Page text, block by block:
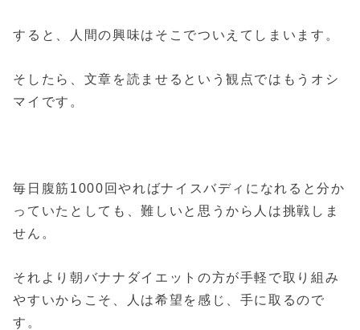
すると、人間の興味はそこでついえてしまいます。
そしたら、文章を読ませるという観点ではもうオシ
マイです。
毎日腹筋1000回やればナイスバディになれると分か
っていたとしても、難しいと思うから人は挑戦しま
せん。
それより朝バナナダイエットの方が手軽で取り組み
やすいからこそ、人は希望を感じ、手に取るので
す。